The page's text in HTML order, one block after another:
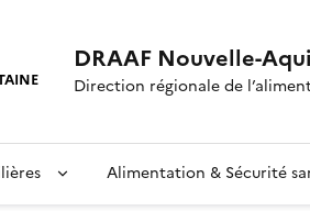
DRAAF Nouvelle-
Direction régionale de
Alimentation & Sécurité